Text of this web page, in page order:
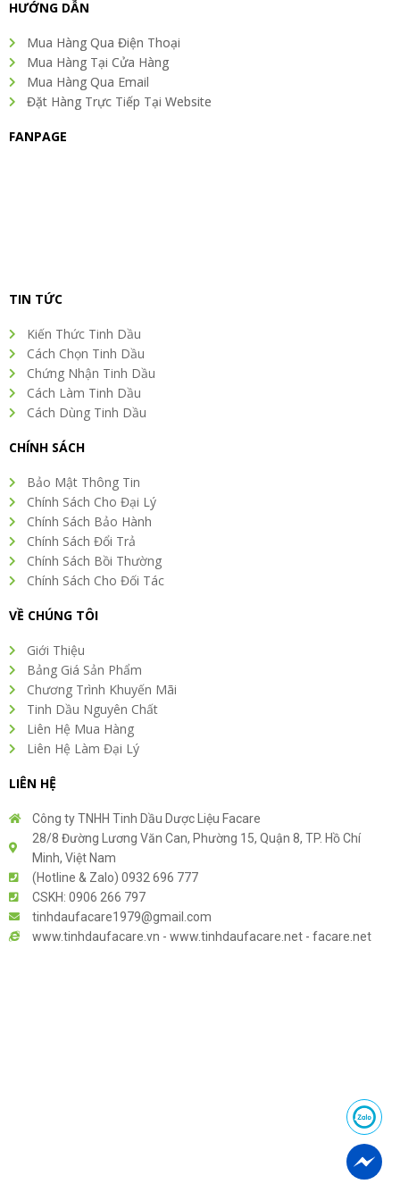
k
HƯỚNG DẪN
Mua Hàng Qua Điện Thoại
Mua Hàng Tại Cửa Hàng
Mua Hàng Qua Email
Đặt Hàng Trực Tiếp Tại Website
FANPAGE
TIN TỨC
Kiến Thức Tinh Dầu
Cách Chọn Tinh Dầu
Chứng Nhận Tinh Dầu
Cách Làm Tinh Dầu
Cách Dùng Tinh Dầu
CHÍNH SÁCH
Bảo Mật Thông Tin
Chính Sách Cho Đại Lý
Chính Sách Bảo Hành
Chính Sách Đổi Trả
Chính Sách Bồi Thường
Chính Sách Cho Đối Tác
VỀ CHÚNG TÔI
Giới Thiệu
Bảng Giá Sản Phẩm
Chương Trình Khuyến Mãi
Tinh Dầu Nguyên Chất
Liên Hệ Mua Hàng
Liên Hệ Làm Đại Lý
LIÊN HỆ
Công ty TNHH Tinh Dầu Dược Liệu Facare
28/8 Đường Lương Văn Can, Phường 15, Quận 8, TP. Hồ Chí
Minh, Việt Nam
(Hotline & Zalo) 0932 696 777
CSKH: 0906 266 797
tinhdaufacare1979@gmail.com
www.tinhdaufacare.vn - www.tinhdaufacare.net - facare.net